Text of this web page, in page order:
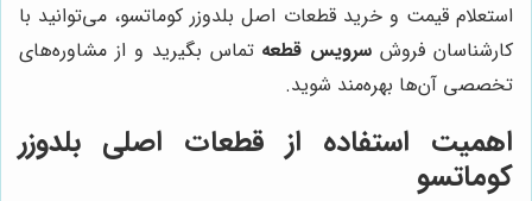
استعلام قیمت و خرید قطعات اصل بلدوزر کوماتسو، می‌توانید با
کارشناسان فروش سرویس قطعه تماس بگیرید و از مشاوره‌های
تخصصی آن‌ها بهره‌مند شوید.
اهمیت استفاده از قطعات اصلی بلدوزر
کوماتسو